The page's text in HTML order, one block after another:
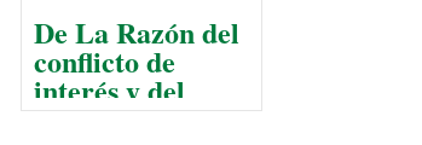
taller de software estadístico en
la UMSA
Sábado, 14 Septiembre 2024
De La Razón del
conflicto de
interés y del
razonable arte